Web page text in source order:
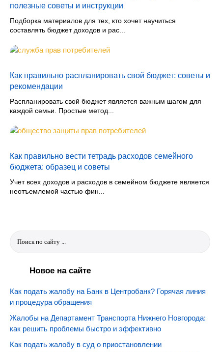
полезные советы и инструкции
Подборка материалов для тех, кто хочет научиться
составлять бюджет доходов и рас...
Как правильно распланировать свой бюджет: советы и
рекомендации
Распланировать свой бюджет является важным шагом для
каждой семьи. Простые метод...
Как правильно вести тетрадь расходов семейного
бюджета: образец и советы
Учет всех доходов и расходов в семейном бюджете является
неотъемлемой частью фин...
Новое на сайте
Как подать жалобу на Банк в Центробанк? Горячая линия
и процедура обращения
Жалобы на Департамент Транспорта Нижнего Новгорода:
как решить проблемы быстро и эффективно
Как подать жалобу в суд о приостановлении